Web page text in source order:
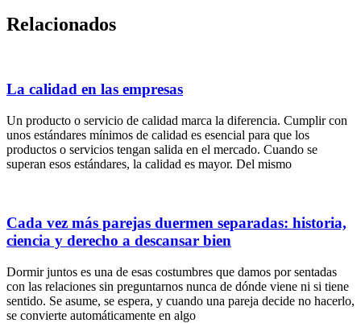
Relacionados
La calidad en las empresas
Un producto o servicio de calidad marca la diferencia. Cumplir con
unos estándares mínimos de calidad es esencial para que los
productos o servicios tengan salida en el mercado. Cuando se
superan esos estándares, la calidad es mayor. Del mismo
Cada vez más parejas duermen separadas: historia,
ciencia y derecho a descansar bien
Dormir juntos es una de esas costumbres que damos por sentadas
con las relaciones sin preguntarnos nunca de dónde viene ni si tiene
sentido. Se asume, se espera, y cuando una pareja decide no hacerlo,
se convierte automáticamente en algo